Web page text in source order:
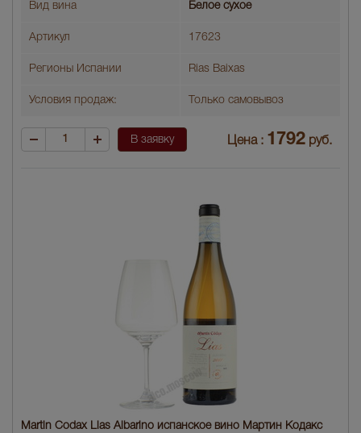
Вид вина Белое сухое
Артикул 17623
Регионы Испании Rias Baixas
Условия продаж: Только самовывоз
В заявку Цена : 1792 руб.
Martin Codax Lias Albarino испанское вино Мартин Кодакс